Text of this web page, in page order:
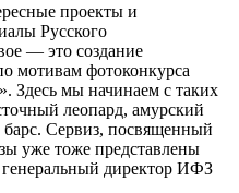
проекты и
Русского
— это создание
мотивам фотоконкурса
Здесь мы начинаем с таких
леопард, амурский
Сервиз, посвященный
уже тоже представлены
генеральный директор ИФЗ